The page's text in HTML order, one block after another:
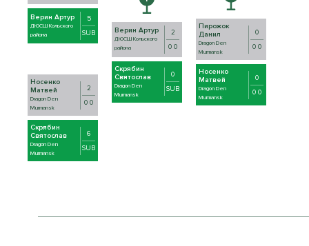
Верин Артур
ДЮСШ Кольского
района
5
SUB
Носенко
Матвей
Dragon Den
Murmansk
2
0 0
Скрябин
Святослав
Dragon Den
Murmansk
6
SUB
Верин Артур
ДЮСШ Кольского
района
2
0 0
Скрябин
Святослав
Dragon Den
Murmansk
0
SUB
Пирожок
Данил
Dragon Den
Murmansk
0
0 0
Носенко
Матвей
Dragon Den
Murmansk
0
0 0